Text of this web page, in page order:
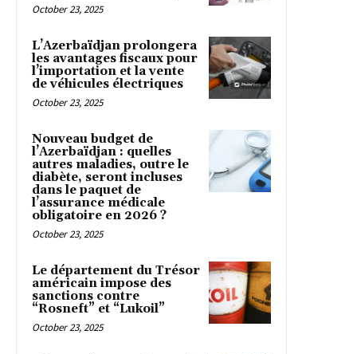
October 23, 2025
L’Azerbaïdjan prolongera
les avantages fiscaux pour
l’importation et la vente
de véhicules électriques
October 23, 2025
Nouveau budget de
l’Azerbaïdjan : quelles
autres maladies, outre le
diabète, seront incluses
dans le paquet de
l’assurance médicale
obligatoire en 2026 ?
October 23, 2025
Le département du Trésor
américain impose des
sanctions contre
“Rosneft” et “Lukoil”
October 23, 2025